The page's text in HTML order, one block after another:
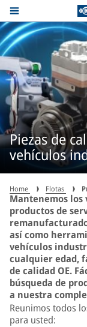
Piezas de
vehículos
Home Flotas
Mantenemos
productos de
así como
vehículos
cualquier edad,
de calidad OE.
búsqueda de
a nuestra
Reunimos todos
para usted: